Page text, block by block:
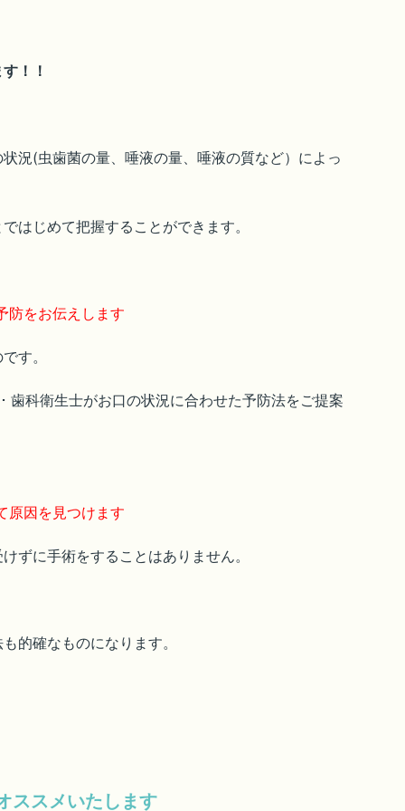
！！
況(虫歯菌の量、唾液の量、唾液の質など）によっ
はじめて把握することができます。
をお伝えします
す。
歯科衛生士がお口の状況に合わせた予防法をご提案
因を見つけます
ずに手術をすることはありません。
的確なものになります。
ススメいたします